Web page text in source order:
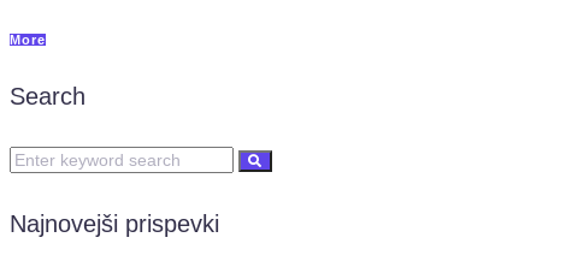
More
Search
Najnovejši prispevki